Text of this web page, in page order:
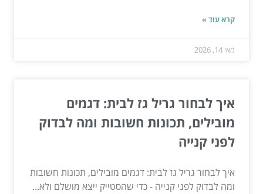
קרא עוד »
מאי 14, 2026
איך לבחור גריל גז לבית: דגמים
מובילים, תכונות חשובות ומה לבדוק
לפני קנייה
איך לבחור גריל גז לבית: דגמים מובילים, תכונות חשובות
ומה לבדוק לפני קנייה - כדי שהסטייק ייצא מושלם ולא...